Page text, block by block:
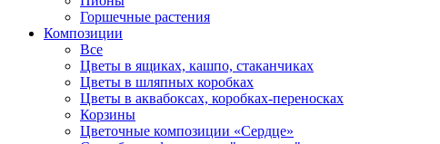
Горшечные растения
Композиции
Все
Цветы в ящиках, кашпо, стаканчиках
Цветы в шляпных коробках
Цветы в аквабоксах, коробках-переносках
Корзины
Цветочные композиции «Сердце»